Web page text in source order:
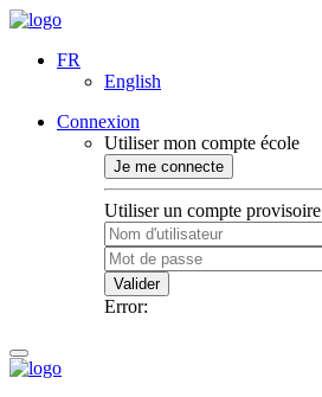
FR
English
Connexion
Utiliser mon compte école
Je me connecte
Utiliser un compte provisoire
Valider
Error: